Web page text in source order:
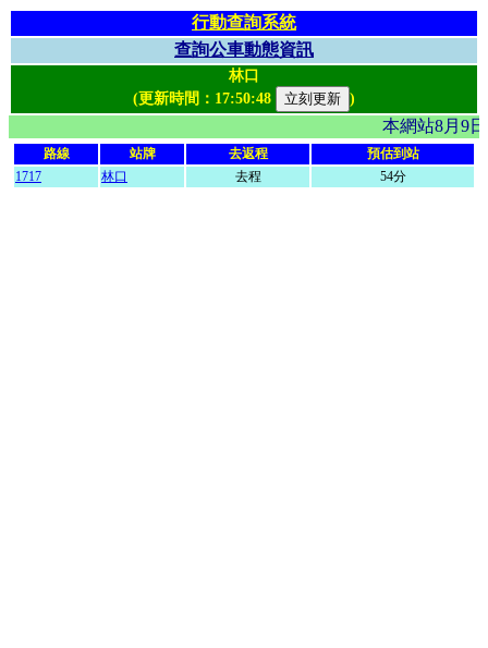
行動查詢系統
查詢公車動態資訊
林口
(更新時間： 17:50:48 )
本網站8月9
路線 站牌 去返程
預估到站
1717
林口 去程 54分